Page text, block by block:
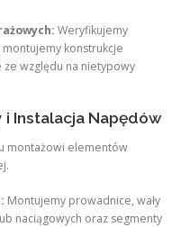
Weryfikujemy
montujemy konstrukcje
względu na nietypowy
i Instalacja Napędów
montażowi elementów
Montujemy prowadnice, wały
naciągowych oraz segmenty